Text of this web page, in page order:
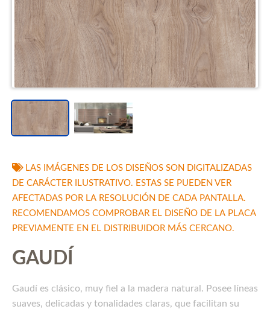
LAS IMÁGENES DE LOS DISEÑOS SON DIGITALIZADAS
DE CARÁCTER ILUSTRATIVO. ESTAS SE PUEDEN VER
AFECTADAS POR LA RESOLUCIÓN DE CADA PANTALLA.
RECOMENDAMOS COMPROBAR EL DISEÑO DE LA PLACA
PREVIAMENTE EN EL DISTRIBUIDOR MÁS CERCANO.
GAUDÍ
Gaudí es clásico, muy fiel a la madera natural. Posee líneas
suaves, delicadas y tonalidades claras, que facilitan su